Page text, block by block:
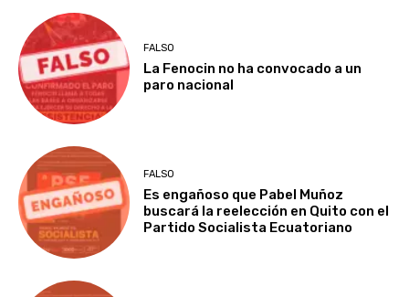
FALSO
La Fenocin no ha convocado a un
paro nacional
FALSO
Es engañoso que Pabel Muñoz
buscará la reelección en Quito con el
Partido Socialista Ecuatoriano